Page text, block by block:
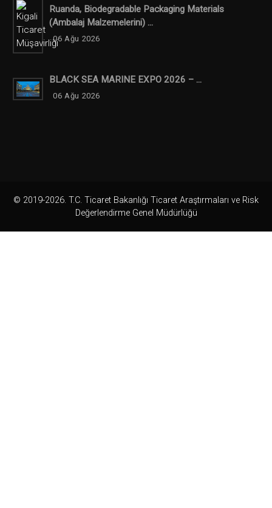
Ruanda, Biodegradable Packaging Materials
(ambalaj Malzemelerini) ...
06 Ağu 2026
BLACK SEA MARINE EXPO 2026 – ...
06 Ağu 2026
© 2019-2026. T.C. Ticaret Bakanlığı Ticaret Araştırmaları ve Risk
Değerlendirme Genel Müdürlüğü